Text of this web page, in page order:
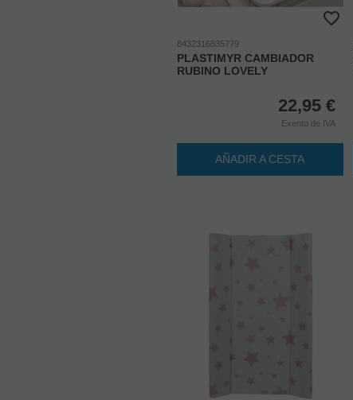
8432316835779
PLASTIMYR CAMBIADOR
RUBINO LOVELY
22,95 €
Exento de IVA
AÑADIR A CESTA